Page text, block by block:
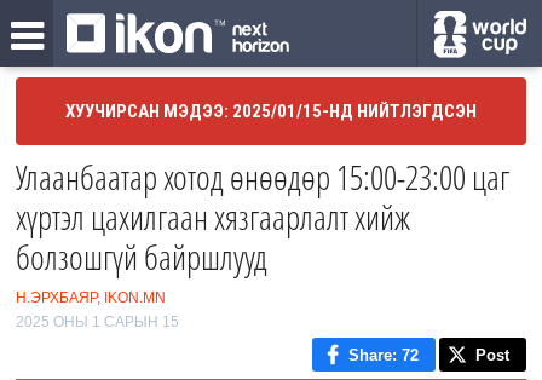
ХУУЧИРСАН МЭДЭЭ: 2025/01/15-НД НИЙТЛЭГДСЭН
Улаанбаатар хотод өнөөдөр 15:00-23:00 цаг
хүртэл цахилгаан хязгаарлалт хийж
болзошгүй байршлууд
Н.ЭРХБАЯР, IKON.MN
2025 ОНЫ 1 САРЫН 15
Share: 72 Post